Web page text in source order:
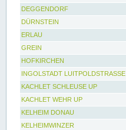
DEGGENDORF
DÜRNSTEIN
ERLAU
GREIN
HOFKIRCHEN
INGOLSTADT LUITPOLDSTRASSE
KACHLET SCHLEUSE UP
KACHLET WEHR UP
KELHEIM DONAU
KELHEIMWINZER